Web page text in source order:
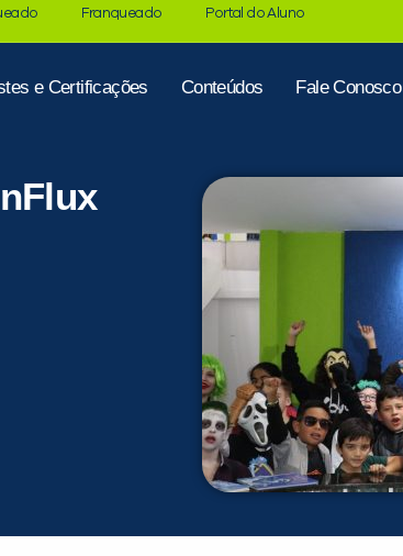
Franqueado Portal do Aluno
e Certificações Conteúdos Fale Conosco